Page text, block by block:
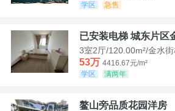
学区
急售
3室2厅/120.00m²/金水
53万 4416.67元/m²
学区
满两年
鳌山旁品质花园洋房